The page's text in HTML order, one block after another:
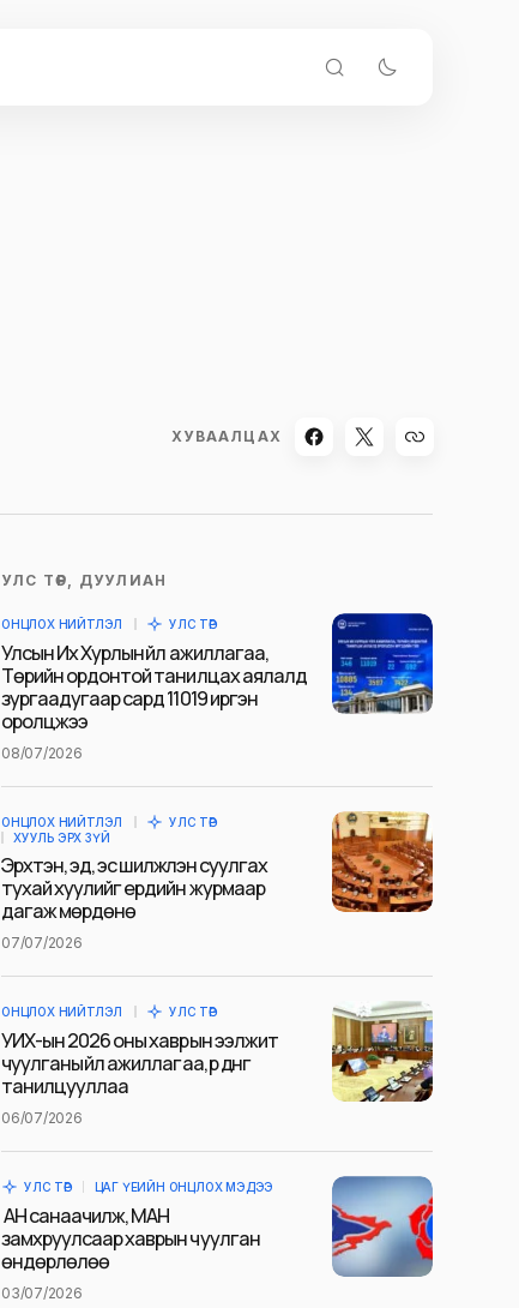
ХУВААЛЦАХ
УЛС ТӨР, ДУУЛИАН
ОНЦЛОХ НИЙТЛЭЛ УЛС ТӨР
Улсын Их Хурлын үйл ажиллагаа,
Төрийн ордонтой танилцах аялалд
зургаадугаар сард 11019 иргэн
оролцжээ
08/07/2026
ОНЦЛОХ НИЙТЛЭЛ
УЛС ТӨР
ХУУЛЬ ЭРХ ЗҮЙ
Эрхтэн, эд, эс шилжүүлэн суулгах
тухай хуулийг ердийн журмаар
дагаж мөрдөнө
07/07/2026
ОНЦЛОХ НИЙТЛЭЛ УЛС ТӨР
УИХ-ын 2026 оны хаврын ээлжит
чуулганы үйл ажиллагаа, үр дүнг
танилцууллаа
06/07/2026
УЛС ТӨР ЦАГ ҮЕИЙН ОНЦЛОХ МЭДЭЭ
АН санаачилж, МАН
замхруулсаар хаврын чуулган
өндөрлөлөө
03/07/2026